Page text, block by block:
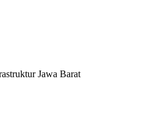
Jawa Barat